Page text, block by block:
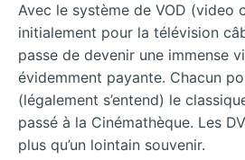
Avec le système de VOD (video
initialement pour la télévision
passe de devenir une immense
évidemment payante. Chacun
(légalement s’entend) le
passé à la Cinémathèque. Les
plus qu’un lointain souvenir.